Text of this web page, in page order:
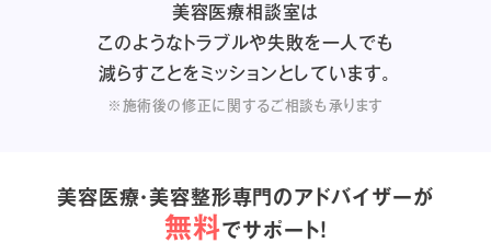
美容医療相談室は
このようなトラブルや失敗を一人でも
減らすことをミッションとしています。
※施術後の修正に関するご相談も承ります
美容医療・美容整形専門のアドバイザーが
無料でサポート！